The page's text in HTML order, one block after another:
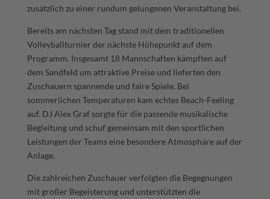
zusätzlich zu einer rundum gelungenen Veranstaltung bei.
Bereits am nächsten Tag stand mit dem traditionellen
Volleyballturnier der nächste Höhepunkt auf dem
Programm. Insgesamt 18 Mannschaften kämpften auf
dem Sandfeld um attraktive Preise und lieferten den
Zuschauern spannende und faire Spiele. Bei
sommerlichen Temperaturen kam echtes Beach-Feeling
auf. DJ Alex Graf sorgte für die passende musikalische
Begleitung und schuf gemeinsam mit den sportlichen
Leistungen der Teams eine besondere Atmosphäre auf der
Anlage.
Die zahlreichen Zuschauer verfolgten die Begegnungen
mit großer Begeisterung und unterstützten die